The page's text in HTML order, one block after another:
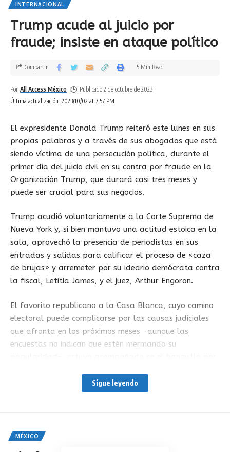
INTERNACIONAL
Trump acude al juicio por
fraude; insiste en ataque político
Última actualización: 2023/10/02 at 7:57 PM
Por All Access México Publicado 2 de octubre de 2023
Compartir 5 Min Read
El expresidente Donald Trump reiteró este lunes en sus
propias palabras y a través de sus abogados que está
siendo víctima de una persecución política, durante el
primer día del juicio civil en su contra por fraude en la
Organización Trump, que durará casi tres meses y
puede ser crucial para sus negocios.
Trump acudió voluntariamente a la Corte Suprema de
Nueva York y, si bien mantuvo una actitud estoica en la
sala, aprovechó la presencia de periodistas en sus
entradas y salidas para calificar el proceso de «caza
de brujas» y arremeter por su ideario demócrata contra
la fiscal, Letitia James, y el juez, Arthur Engoron.
El favorito republicano a la Casa Blanca, cuyo camino
electoral puede complicarse por las causas judiciales
que afronta en los próximos meses -aunque las
encuestas no indican que estén mermando su
atentamente en silencio, según medios locales.
de la empresa: falsedad documental, emisión de datos
Sigue leyendo
MÉXICO